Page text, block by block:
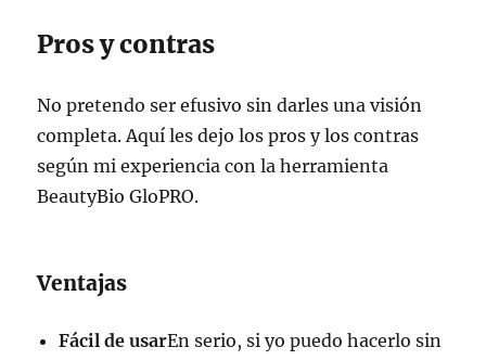
Pros y contras
No pretendo ser efusivo sin darles una visión
completa. Aquí les dejo los pros y los contras
según mi experiencia con la herramienta
BeautyBio GloPRO.
Ventajas
Fácil de usarEn serio, si yo puedo hacerlo sin